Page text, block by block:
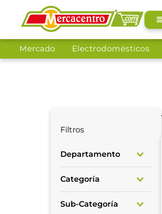
Mercado Electrodomésticos
Filtros
Departamento
Mascotas
Categoría
Gatos
Sub-Categoría